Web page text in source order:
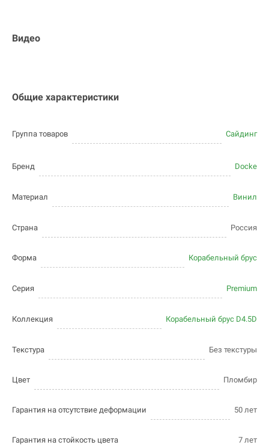
Видео
Общие характеристики
Группа товаров Сайдинг
Бренд Docke
Материал Винил
Страна Россия
Форма Корабельный брус
Серия Premium
Коллекция Корабельный брус D4.5D
Текстура Без текстуры
Цвет Пломбир
Гарантия на отсутствие деформации 50 лет
Гарантия на стойкость цвета 7 лет